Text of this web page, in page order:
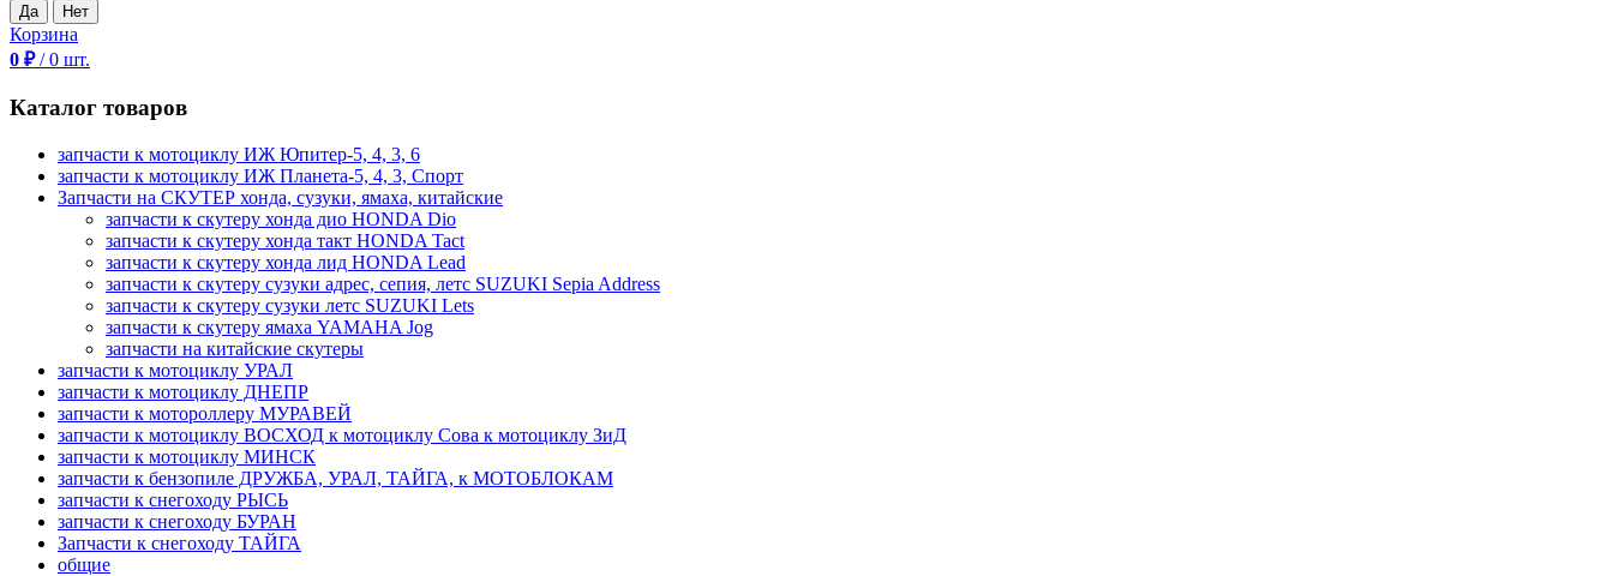
Корзина
0 ₽ /0 шт.
Каталог товаров
запчасти к мотоциклу ИЖ Юпитер-5, 4, 3, 6
запчасти к мотоциклу ИЖ Планета-5, 4, 3, Спорт
Запчасти на СКУТЕР хонда, сузуки, ямаха, китайские
запчасти к скутеру хонда дио HONDA Dio
запчасти к скутеру хонда такт HONDA Tact
запчасти к скутеру хонда лид HONDA Lead
запчасти к скутеру сузуки адрес, сепия, летс SUZUKI Sepia Address
запчасти к скутеру сузуки летс SUZUKI Lets
запчасти к скутеру ямаха YAMAHA Jog
запчасти на китайские скутеры
запчасти к мотоциклу УРАЛ
запчасти к мотоциклу ДНЕПР
запчасти к мотороллеру МУРАВЕЙ
запчасти к мотоциклу ВОСХОД к мотоциклу Сова к мотоциклу ЗиД
запчасти к мотоциклу МИНСК
запчасти к бензопиле ДРУЖБА, УРАЛ, ТАЙГА, к МОТОБЛОКАМ
запчасти к снегоходу РЫСЬ
запчасти к снегоходу БУРАН
Запчасти к снегоходу ТАЙГА
общие